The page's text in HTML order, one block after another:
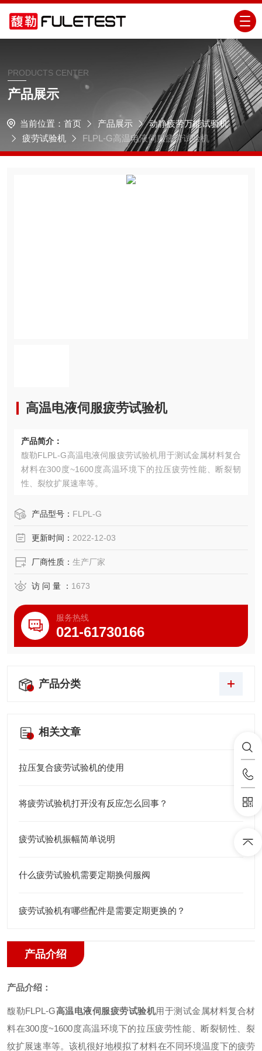
PRODUCTS CENTER
产品展示
当前位置： 首页 产品展示
动静疲劳万能试验机
疲劳试验机
FLPL-G高温电液伺服疲劳试验机
高温电液伺服疲劳试验机
产品简介：
馥勒FLPL-G高温电液伺服疲劳试验机用于测试金属材料复合
材料在300度~1600度高温环境下的拉压疲劳性能、断裂韧
性、裂纹扩展速率等。
产品型号： FLPL-G
更新时间： 2022-12-03
厂商性质： 生产厂家
访 问 量 ： 1673
服务热线
021-61730166
产品分类
相关文章
拉压复合疲劳试验机的使用
将疲劳试验机打开没有反应怎么回事？
疲劳试验机振幅简单说明
什么疲劳试验机需要定期换伺服阀
疲劳试验机有哪些配件是需要定期更换的？
产品介绍
产品介绍：
馥勒FLPL -G高温电液伺服疲劳试验机用于测试金属材料复合材
料在300度~1600度高温环境下的拉压疲劳性能、断裂韧性、裂
纹扩展速率等。该机很好地模拟了材料在不同环境温度下的疲劳